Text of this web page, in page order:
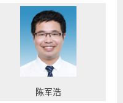
陈军浩